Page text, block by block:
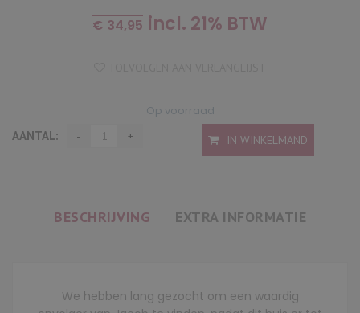
€ 34,95 incl. 21% BTW
Op voorraad
AANTAL:
IN WINKELMAND
BESCHRIJVING EXTRA INFORMATIE
We hebben lang gezocht om een waardig